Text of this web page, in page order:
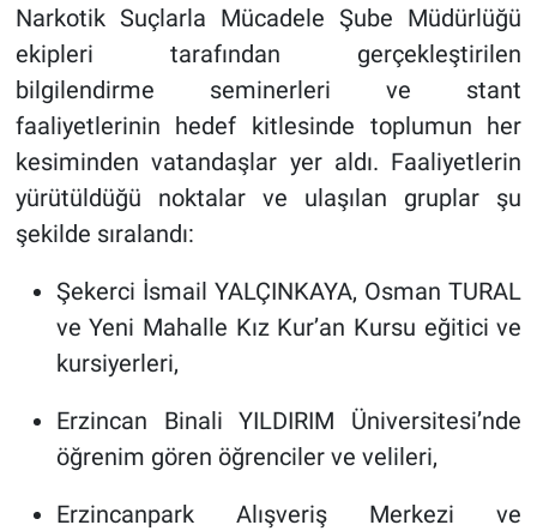
Narkotik Suçlarla Mücadele Şube Müdürlüğü
ekipleri tarafından gerçekleştirilen
bilgilendirme seminerleri ve stant
faaliyetlerinin hedef kitlesinde toplumun her
kesiminden vatandaşlar yer aldı. Faaliyetlerin
yürütüldüğü noktalar ve ulaşılan gruplar şu
şekilde sıralandı:
Şekerci İsmail YALÇINKAYA, Osman TURAL
ve Yeni Mahalle Kız Kur’an Kursu eğitici ve
kursiyerleri,
Erzincan Binali YILDIRIM Üniversitesi’nde
öğrenim gören öğrenciler ve velileri,
Erzincanpark Alışveriş Merkezi ve